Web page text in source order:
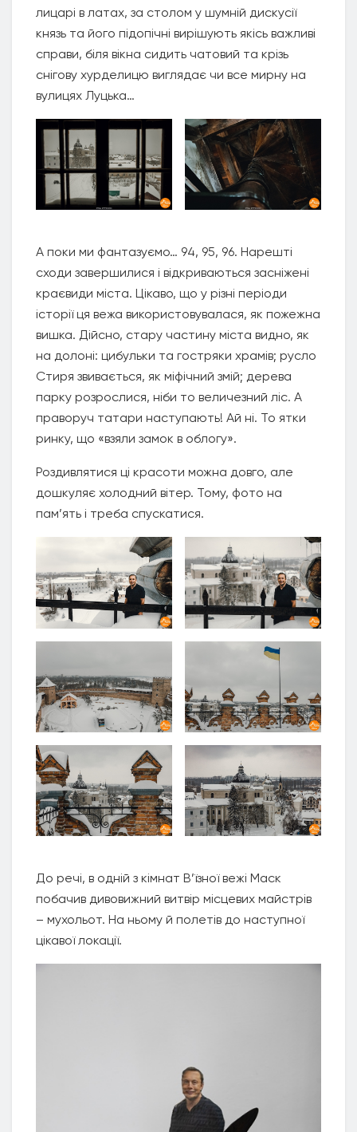
лицарі в латах, за столом у шумній дискусії
князь та його підопічні вирішують якісь важливі
справи, біля вікна сидить чатовий та крізь
снігову хурделицю виглядає чи все мирну на
вулицях Луцька…
А поки ми фантазуємо… 94, 95, 96. Нарешті
сходи завершилися і відкриваються засніжені
краєвиди міста. Цікаво, що у різні періоди
історії ця вежа використовувалася, як пожежна
вишка. Дійсно, стару частину міста видно, як
на долоні: цибульки та гостряки храмів; русло
Стиря звивається, як міфічний змій; дерева
парку розрослися, ніби то величезний ліс. А
праворуч татари наступають! Ай ні. То ятки
ринку, що «взяли замок в облогу».
Роздивлятися ці красоти можна довго, але
дошкуляє холодний вітер. Тому, фото на
пам’ять і треба спускатися.
До речі, в одній з кімнат В’їзної вежі Маск
побачив дивовижний витвір місцевих майстрів
– мухольот. На ньому й полетів до наступної
цікавої локації.